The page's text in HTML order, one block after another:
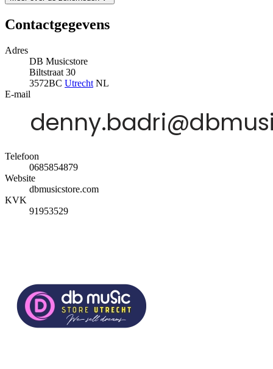
Contactgegevens
Adres
DB Musicstore
Biltstraat 30
3572BC Utrecht NL
E-mail
Telefoon
0685854879
Website
dbmusicstore.com
KVK
91953529